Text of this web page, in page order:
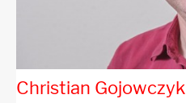
Christian Gojowczyk